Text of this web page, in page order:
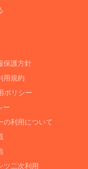
保護方針
用規約
ポリシー
ー
の利用について
ツ二次利用